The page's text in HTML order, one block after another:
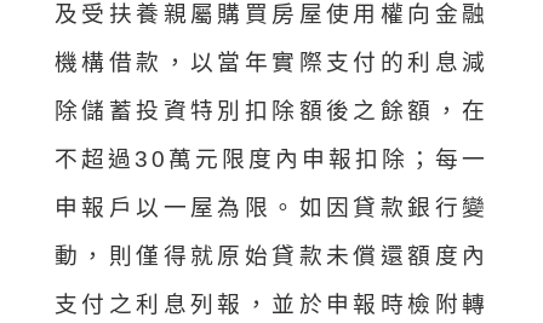
及受扶養親屬購買房屋使用權向金融
機構借款，以當年實際支付的利息減
除儲蓄投資特別扣除額後之餘額，在
不超過30萬元限度內申報扣除；每一
申報戶以一屋為限。如因貸款銀行變
動，則僅得就原始貸款未償還額度內
支付之利息列報，並於申報時檢附轉